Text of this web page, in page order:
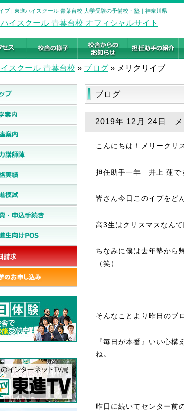
ブ | 東進ハイスクール 青葉台校 大学受験の予備校・塾｜神奈川県
スクール 青葉台校 » ブログ » メリクリイブ
ブログ
2019年 12月 24日 メ
こんにちは！メリークリ
担任助手一年 井上 蓮で
皆さん今日このイブをど
高3生はクリスマスなん
ちなみに僕は去年塾から
（笑）
そんなことより昨日のブ
『毎日が本番』いい心
ね。
昨日に続いてセンター前